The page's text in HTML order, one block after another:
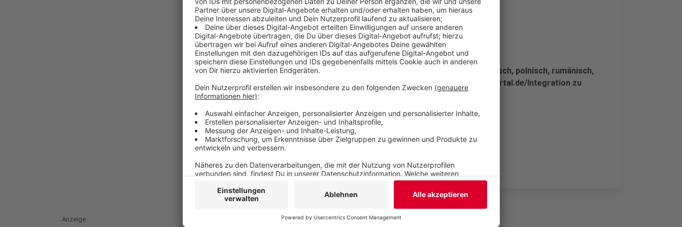
mehrsprachige Hotline: 563 4005
Die Newsletter sind in den Sprachen englisch, arabisch, türkisch, polnisch, rumänisch,
bulgarisch, griechisch, italienisch und farsi unter www.wuppertal.de/Integration zu
Veröffentlicht:Dienstag, 31.03.2020 10:37
Anzeige
Anzeige